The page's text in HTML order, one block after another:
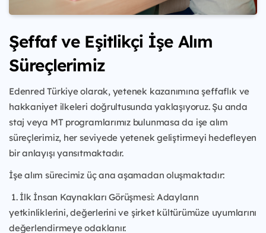
Şeffaf ve Eşitlikçi İşe Alım
Süreçlerimiz
Edenred Türkiye olarak, yetenek kazanımına şeffaflık ve
hakkaniyet ilkeleri doğrultusunda yaklaşıyoruz. Şu anda
staj veya MT programlarımız bulunmasa da işe alım
süreçlerimiz, her seviyede yetenek geliştirmeyi hedefleyen
bir anlayışı yansıtmaktadır.
İşe alım sürecimiz üç ana aşamadan oluşmaktadır:
1. İlk İnsan Kaynakları Görüşmesi: Adayların
yetkinliklerini, değerlerini ve şirket kültürümüze uyumlarını
değerlendirmeye odaklanır.